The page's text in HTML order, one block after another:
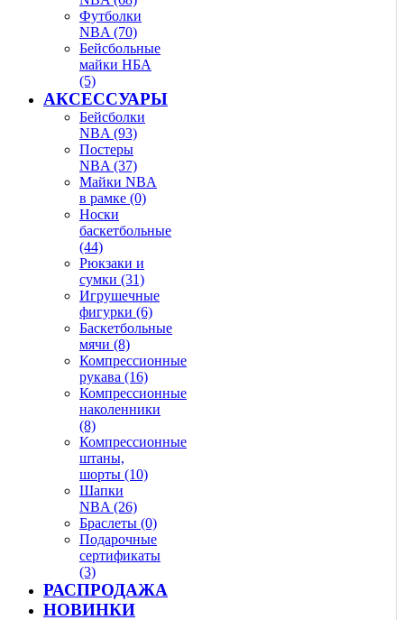
Футболки
NBA (70)
Бейсбольные
майки НБА
(5)
АКСЕССУАРЫ
Бейсболки
NBA (93)
Постеры
NBA (37)
Майки NBA
в рамке (0)
Носки
баскетбольные
(44)
Рюкзаки и
сумки (31)
Игрушечные
фигурки (6)
Баскетбольные
мячи (8)
Компрессионные
рукава (16)
Компрессионные
наколенники
(8)
Компрессионные
штаны,
шорты (10)
Шапки
NBA (26)
Браслеты (0)
Подарочные
сертификаты
(3)
РАСПРОДАЖА
НОВИНКИ